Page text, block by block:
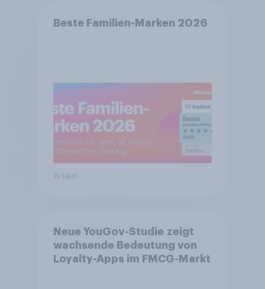
Beste Familien-Marken 2026
Artikel
Neue YouGov-Studie zeigt
wachsende Bedeutung von
Loyalty-Apps im FMCG-Markt